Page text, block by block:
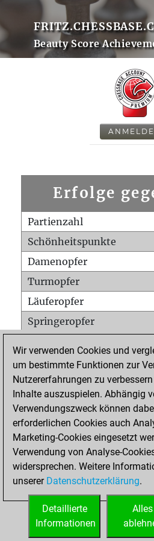
Beauty Score
Erfolge
Partienzahl
Schönheitspunkte
Damenopfer
Turmopfer
Läuferopfer
Springeropfer
Matt auf vollem Brett
Bauer setzt Matt
Erstickte Matts
Unterverwandlungen
Türme auf der siebten
STARTSEITE
Wir verwenden Cookies und
um bestimmte Funktionen zur
Nutzererfahrungen zu
Inhalte auszuspielen. Abhängig
Verwendungszweck können
erforderlichen Cookies auch
Marketing-Cookies eingesetzt
Verwendung von Analyse-
widersprechen. Weitere
unserer Datenschutzerklärung.
Alles
Detaillierte
Informationen